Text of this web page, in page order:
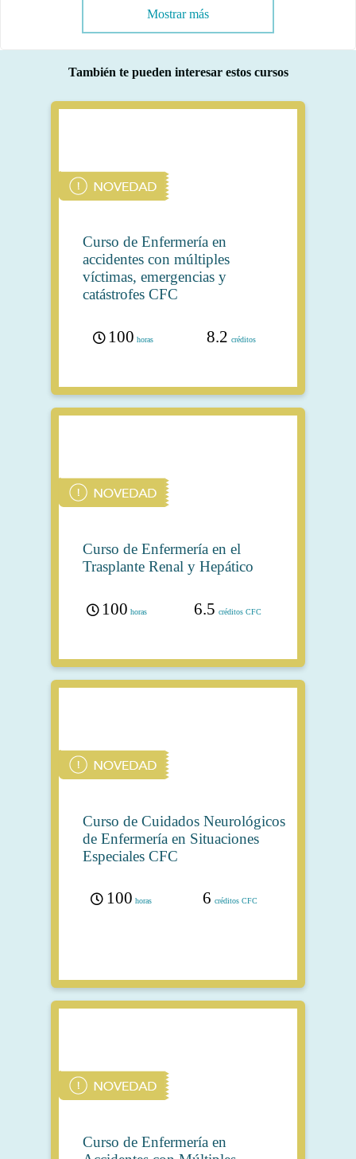
Mostrar más
También te pueden interesar estos cursos
Curso de Enfermería en
accidentes con múltiples
víctimas, emergencias y
catástrofes CFC
100 horas 8.2 créditos
Curso de Enfermería en el
Trasplante Renal y Hepático
100 horas 6.5 créditos CFC
Curso de Cuidados Neurológicos
de Enfermería en Situaciones
Especiales CFC
100 horas 6 créditos CFC
Curso de Enfermería en